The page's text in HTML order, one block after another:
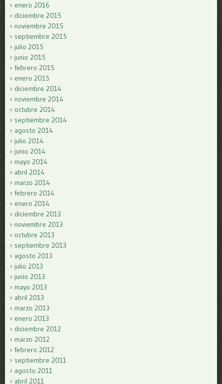
enero 2016
diciembre 2015
noviembre 2015
septiembre 2015
julio 2015
junio 2015
febrero 2015
enero 2015
diciembre 2014
noviembre 2014
octubre 2014
septiembre 2014
agosto 2014
julio 2014
junio 2014
mayo 2014
abril 2014
marzo 2014
febrero 2014
enero 2014
diciembre 2013
noviembre 2013
octubre 2013
septiembre 2013
agosto 2013
julio 2013
junio 2013
mayo 2013
abril 2013
marzo 2013
enero 2013
diciembre 2012
marzo 2012
febrero 2012
septiembre 2011
agosto 2011
abril 2011